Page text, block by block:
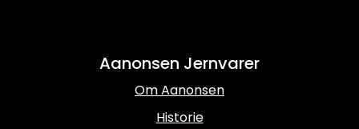
Aanonsen Jernvarer
Om Aanonsen
Historie